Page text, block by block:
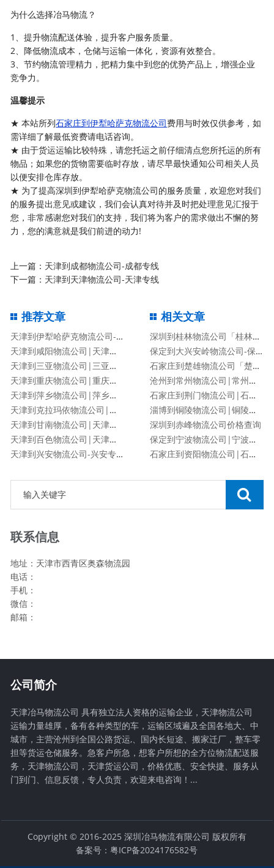
为什么选择冶马物流？
1、提升物流配送体验，提升客户服务质量。
2、降低物流成本，仓储与运输一体化，资源有效整合。
3、节约物流管理精力，把精力集中到您的优势产品上，增强企业
竞争力。
温馨提示
★ 本站所列石家庄到伊犁哈萨克物流公司费用与时效仅供参考，如
需详细了解最低资费请电话咨询。
★ 由于货运运输比较特殊，请您托运之前仔细清点您所托运的所有
物品；如果您的货物需要临时存放，请尽早最快通知公司相关人员
以便安排仓库存放。
★ 为了提高深圳到伊犁哈萨克物流公司的服务质量，欢迎您对我们
的服务提出意见或建议，我们会认真对待并及时把处理意见汇报于
您，非常感谢您对我们的支持，我们将为客户的需求做出不懈的努
力，您的满意就是我们前进的动力!
上一篇： 天津到成都物流公司-成都专线
下一篇： 天津到天津物流公司-天津专线
推荐文章
天津到伊犁哈萨克物流公司-伊犁哈萨克专线
天津到咸阳物流公司|天津到咸阳物流专线
天津到三亚物流公司|三亚专线
天津到重庆物流公司|重庆专线
天津到萍乡物流公司|萍乡专线
天津到克拉玛依物流公司|克拉玛依专线
天津到甘南物流公司|天津到甘南物流专线
天津到百色物流公司|天津到百色物流专线
天津到兴安物流公司-兴安专线
相关文章
深圳到桂林物流公司「桂林专线」
保定到大兴安岭物流公司-保定到大兴安岭货运专线
石家庄到楚雄物流公司「楚雄专线」
沧州到常州物流公司|常州专线
石家庄到荆门物流公司|石家庄到荆门货运专线
淄博到铜陵物流公司|铜陵专线
深圳到赤峰物流公司价格查询
保定到宁波物流公司|宁波专线
石家庄到资阳物流公司|石家庄到资阳货运专线
联系信息
地址：天津市西青区奥森物流园
电话：
手机：
微信：
邮箱：
公司简介
天津冶马物流公司 具有独立法人资格的运输企业，天津物流公司
运输力量雄厚，备有各种类型的车，运输区域遍及全国各地大、中
城市，主营沧州到全国公路货运,、国内长短途、搬家迁厂，整车零
担等货运仓储服务。急客户所急，想客户所想的全方位物流配送服
务，天津物流公司，天津货运公司，价格优惠、安全快捷、服务从
门到门、信息反馈，专人负责，欢迎来电咨询！...
Copyright © 2016-2025 深圳冶马物流有限公司 版权所有
备案号：粤ICP备2024176582号